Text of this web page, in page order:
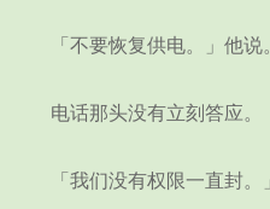
「不要恢复供电。」他说
电话那头没有立刻答应。
「我们没有权限一直封。